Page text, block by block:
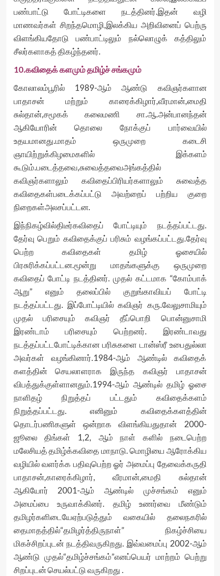
பண்பாட்டு போட்டிகளை நடத்தினர்.இதன் வழி
மாணவர்கள் சிறந்தமொழி,இலக்கிய அறிவினைப் பெற்ரு
விளங்கியதோடு பண்பாட்டிலும் நல்லொழுக் கத்திலும்
சீலர்களாகத் திகழ்ந்தனர்.
10.கவிதைக் களமும் தமிழ்ச் சங்கமும்
கோலாலம்பூரில் 1989-ஆம் ஆண்டு கவிஞர்களான
பாதாசன் மற்றும் காரைக்கிழார்,வீரமான்,மைதி
சுல்தான்,சமூகக் கலைமணி சா.ஆ.அன்பானந்தன்
ஆகியோரின் தொலை நோக்குப் பார்வையில்
உதயமானது.மாதம் ஒருமுறை கடைசி
ஞாயிற்றுக்கிழமைகளில் இக்களம்
கூடும்.படைத்தவை,சுவைத்தவைஅங்கத்தில்
கவிஞர்களாலும் கவிதைப்பிரியர்களாலும் சுவைத்த
கவிதைகள்படைக்கப்பட்டு அவற்றைப் பற்றிய குறை
நிறைகள்அலசப்பட்டன.
இந்நிகழ்வில்திடீர்கவிதைப் போட்டியும் நடத்தப்பட்டது.
தேர்வு பெறும் கவிதைக்குப் பரிசும் வழங்கப்பட்டது.தேர்வு
பெற்ற கவிதைகள் தமிழ் ஓசையில்
பிரசுரிக்கப்பட்டன.மூன்று மாதங்களுக்கு ஒருமுறை
கவிதைப் போட்டி நடத்தினர். முதல் கட்டமாக “கோம்பாக்
ஆறு” எனும் தலைப்பில் குறுங்காவியப் போட்டி
நடத்தப்பட்டது. இப்போட்டியில் கவிஞர் கரு.வேலுசாமியும்
முதல் பரிசையும் கவிஞர் தீப்பொறி பொன்னுசாமி
இரண்டாம் பரிசையும் பெற்றனர். இரண்டாவது
நடத்தப்பட்டபோட்டிக்கான பரிசுகளை டான்ஸ்ரீ உபைதுல்லா
அவர்கள் வழங்கினார்.1984-ஆம் ஆண்டில் கவிதைக்
களத்தின் செயலாளராக இருந்த கவிஞர் பாதாசன்
விபத்துக்குள்ளானதும்.1994-ஆம் ஆண்டில் தமிழ் ஓசை
நாளிதழ் நிறுத்தப் பட்டதும் கவிதைக்களம்
நிறுத்தப்பட்டது. எனினும் கவிதைக்களத்தின்
தொடர்பணிகளுள் ஒன்றாக விளங்கியதுதான் 2000-
ஜூலை திங்கள் 1,2, ஆம் நாள் களில் நடைபெற்ற
மலேசியத் தமிழ்க்கவிதை மாநாடு. மொழியை ஆரோக்கிய
வழியில் வளர்க்க பதிவுபெற்ற ஓர் அமைப்பு தேவைக்கருதி
பாதாசன்,காரைக்கிழார், வீரமான்,மைதி சுல்தான்
ஆகியோர் 2001-ஆம் ஆண்டில் முச்சங்கம் எனும்
அமைப்பை உருவாக்கினர். தமிழ் உணர்வை மீண்டும்
தமிழர்களிடையேஏற்படுத்தும் வகையில் தலைநகரில்
தைமாதத்தில்“தமிழர்த்திருநாள்” நிகழ்ச்சியை
மிகச்சிறப்புடன் நடத்திவருகிறது. இவ்வமைப்பு 2002-ஆம்
ஆண்டு முதல்“தமிழ்ச்சங்கம்”எனப்பெயர் மாற்றம் பெற்று
சிறப்புடன் செயல்பட்டு வருகிறது .